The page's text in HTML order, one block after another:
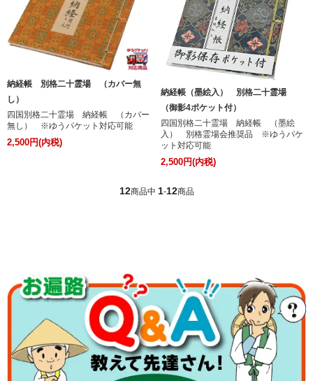
納経帳 別格二十霊場 （カバー無
し）
四国別格二十霊場 納経帳 （カバー
無し） ※ゆうパケット対応可能
2,500円(内税)
納経帳（墨絵入） 別格二十霊場
（御影4ポケット付）
四国別格二十霊場 納経帳 （墨絵
入） 別格霊場会推奨品 ※ゆうパケ
ット対応可能
2,500円(内税)
12商品中 1-12商品